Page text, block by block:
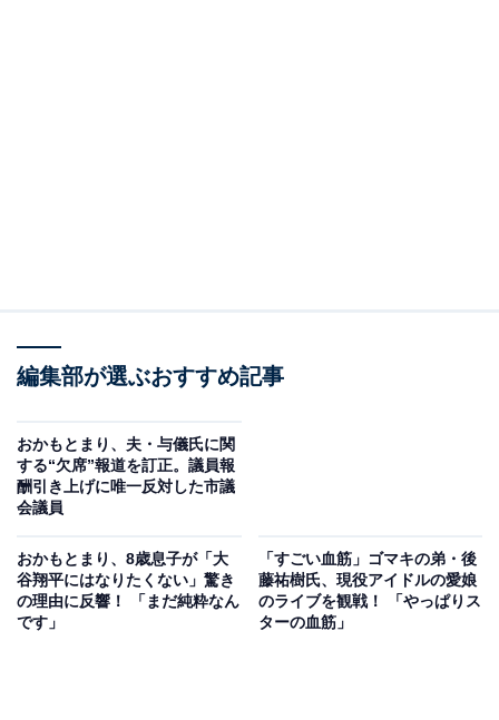
編集部が選ぶおすすめ記事
おかもとまり、夫・与儀氏に関
する“欠席”報道を訂正。議員報
酬引き上げに唯一反対した市議
会議員
おかもとまり、8歳息子が「大
谷翔平にはなりたくない」驚き
の理由に反響！ 「まだ純粋なん
です」
「すごい血筋」ゴマキの弟・後
藤祐樹氏、現役アイドルの愛娘
のライブを観戦！ 「やっぱりス
ターの血筋」